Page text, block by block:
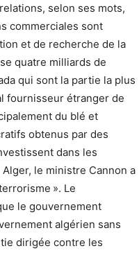
selon ses mots,
commerciales sont
et de recherche de la
quatre milliards de
qui sont la partie la plus
fournisseur étranger de
du blé et
obtenus par des
dans les
le ministre Cannon a
». Le
le gouvernement
algérien sans
dirigée contre les